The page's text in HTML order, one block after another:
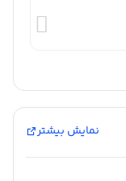
نمایش بیشتر